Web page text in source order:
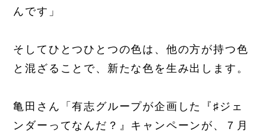
んです」
そしてひとつひとつの色は、他の方が持つ色
と混ざることで、新たな色を生み出します。
亀田さん「有志グループが企画した『♯ジェ
ンダーってなんだ？』キャンペーンが、７月